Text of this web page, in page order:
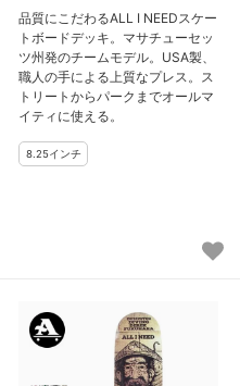
品質にこだわるALL I NEEDスケー
トボードデッキ。マサチューセッ
ツ州発のチームモデル。USA製、
職人の手による上質なプレス。ス
トリートからパークまでオールマ
イティに使える。